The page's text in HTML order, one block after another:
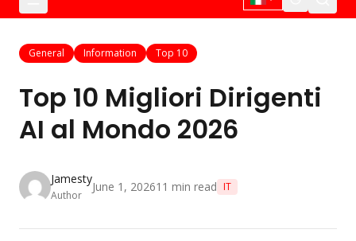
General Information Top 10
Top 10 Migliori Dirigenti
AI al Mondo 2026
Jamesty
Author
June 1, 202611 min read IT